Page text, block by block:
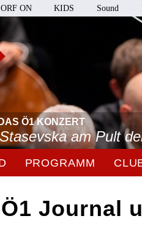
ORF ON KIDS Sound
Ö1 KONZERT
am Pult
PROGRAMM
Ö1 Journal